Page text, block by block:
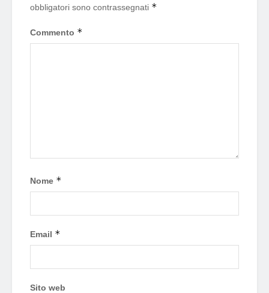
obbligatori sono contrassegnati *
Commento *
Nome *
Email *
Sito web